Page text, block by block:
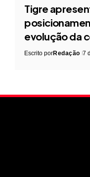
Tigre
evolução da
Escrito porRedação 7